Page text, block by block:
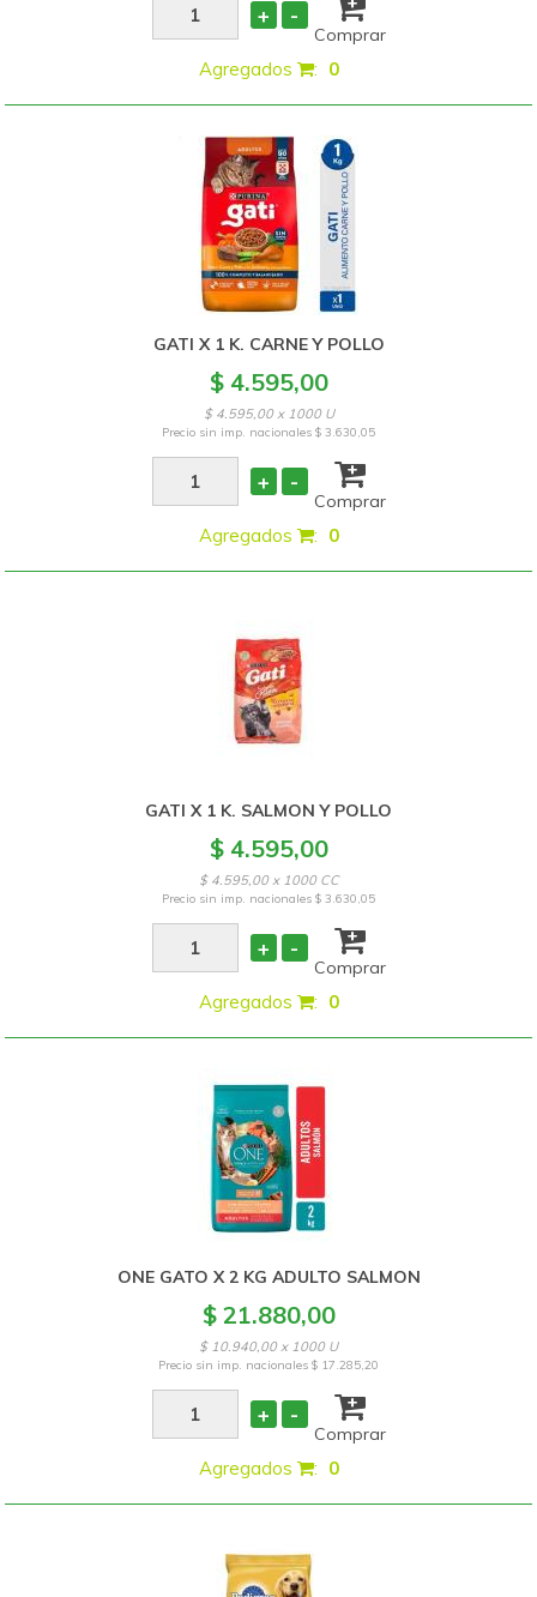
+ -
Comprar
Agregados : 0
GATI X 1 K. CARNE Y POLLO
$ 4.595,00
$ 4.595,00 x 1000 U
Precio sin imp. nacionales$ 3.630,05
+ -
Comprar
Agregados : 0
GATI X 1 K. SALMON Y POLLO
$ 4.595,00
$ 4.595,00 x 1000 CC
Precio sin imp. nacionales$ 3.630,05
+ -
Comprar
Agregados : 0
ONE GATO X 2 KG ADULTO SALMON
$ 21.880,00
$ 10.940,00 x 1000 U
Precio sin imp. nacionales$ 17.285,20
+ -
Comprar
Agregados : 0